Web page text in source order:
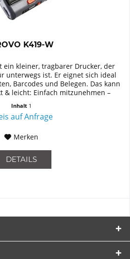
K419-W
ein kleiner, tragbarer Drucker, der
unterwegs ist. Er eignet sich ideal
Barcodes und Belegen. Das kann
& leicht: Einfach mitzunehmen –
Inhalt 1
auf Anfrage
Merken
DETAILS